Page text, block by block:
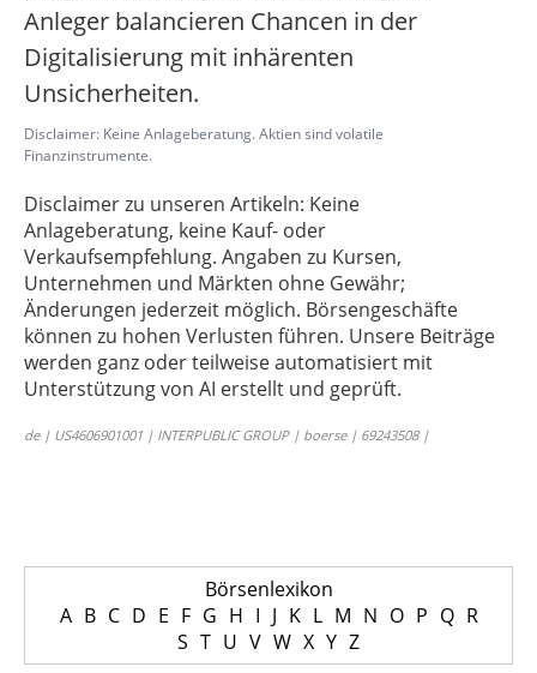
Anleger balancieren Chancen in der
Digitalisierung mit inhärenten
Unsicherheiten.
Disclaimer: Keine Anlageberatung. Aktien sind volatile
Finanzinstrumente.
Disclaimer zu unseren Artikeln: Keine
Anlageberatung, keine Kauf- oder
Verkaufsempfehlung. Angaben zu Kursen,
Unternehmen und Märkten ohne Gewähr;
Änderungen jederzeit möglich. Börsengeschäfte
können zu hohen Verlusten führen. Unsere Beiträge
werden ganz oder teilweise automatisiert mit
Unterstützung von AI erstellt und geprüft.
de | US4606901001 | INTERPUBLIC GROUP | boerse | 69243508 |
Börsenlexikon
A B C D E F G H I J K L M N O P Q R
S T U V W X Y Z